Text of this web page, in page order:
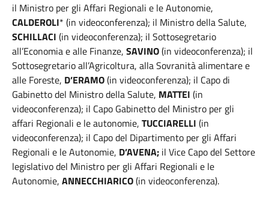
il Ministro per gli Affari Regionali e le Autonomie,
CALDEROLI* (in videoconferenza); il Ministro della Salute,
SCHILLACI (in videoconferenza); il Sottosegretario
all’Economia e alle Finanze, SAVINO(in videoconferenza); il
Sottosegretario all’Agricoltura, alla Sovranità alimentare e
alle Foreste, D’ERAMO(in videoconferenza); il Capo di
Gabinetto del Ministro della Salute, MATTEI (in
videoconferenza); il Capo Gabinetto del Ministro per gli
affari Regionali e le autonomie, TUCCIARELLI (in
videoconferenza); il Capo del Dipartimento per gli Affari
Regionali e le Autonomie, D’AVENA; il Vice Capo del Settore
legislativo del Ministro per gli Affari Regionali e le
Autonomie, ANNECCHIARICO(in videoconferenza).